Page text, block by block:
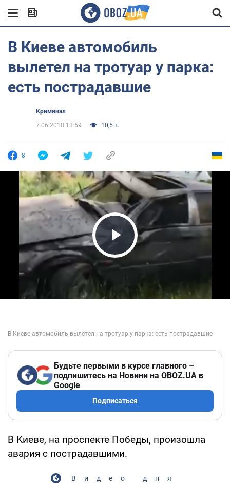
В Киеве автомобиль
вылетел на тротуар у парка:
есть пострадавшие
Криминал
7.06.2018 13:59
10,5 т.
8
Play Video
Будьте первыми в курсе главного –
подпишитесь на Новини на OBOZ.UA в
Google
Подписаться
В Киеве, на проспекте Победы, произошла
авария с пострадавшими.
Видео дня